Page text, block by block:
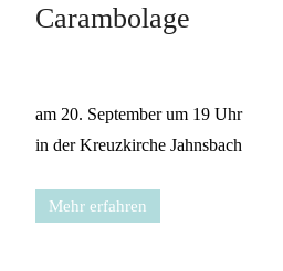
Carambolage
am 20. September um 19 Uhr
in der Kreuzkirche Jahnsbach
Mehr erfahren